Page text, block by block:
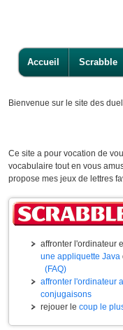
Accueil Scrabble
Bienvenue sur le site des
Ce site a pour vocation de
vocabulaire tout en vous
propose mes jeux de lettres
affronter l'ordinateur
une appliquette Java
(FAQ)
affronter l'ordinateur
conjugaisons
rejouer le coup le